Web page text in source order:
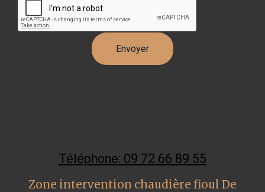
Téléphone: 09 72 66 89 55
Zone intervention chaudière fioul De